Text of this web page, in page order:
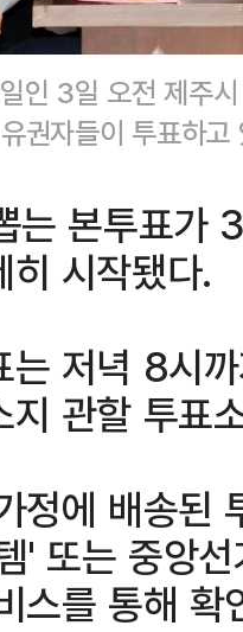
인 3일 오전 제주
권자들이 투표하
는 본투표
시작됐다.
는 저녁 8시
관할 투표
정에 배송된
' 또는 중앙
스를 통해 확